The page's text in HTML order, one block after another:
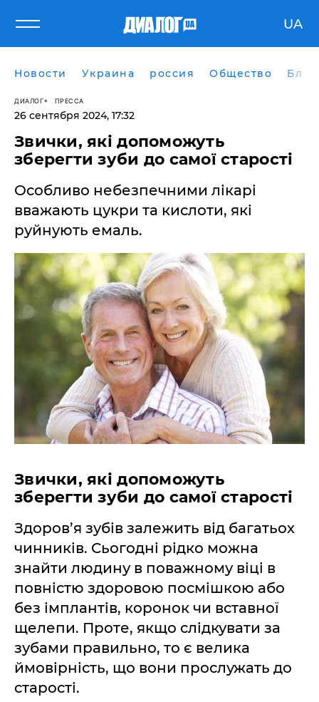
UA
Новости Украина россия Общество
ДИАЛОГ ПРЕССА
26 сентября 2024, 17:32
Звички, які допоможуть
зберегти зуби до самої старості
Особливо небезпечними лікарі
вважають цукри та кислоти, які
руйнують емаль.
Звички, які допоможуть
зберегти зуби до самої старості
Здоров’я зубів залежить від багатьох
чинників. Сьогодні рідко можна
знайти людину в поважному віці в
повністю здоровою посмішкою або
без імплантів, коронок чи вставної
щелепи. Проте, якщо слідкувати за
зубами правильно, то є велика
ймовірність, що вони прослужать до
старості.